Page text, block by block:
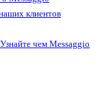
клиентов
Узнайте чем Messaggio